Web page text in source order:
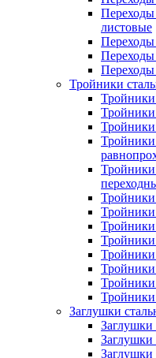
листовые
Тройники
Заглушки
Заглушки
Заглушки